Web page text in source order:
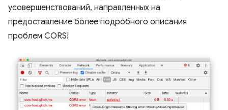
усовершенствований, направленных на
предоставление более подробного описания
проблем CORS!